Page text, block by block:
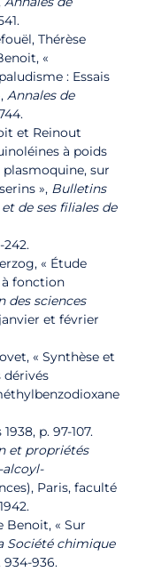
Thérèse
«
: Essais
Annales de
et Reinout
à poids
sur
», Bulletins
de ses filiales de
242.
« Étude
fonction
des sciences
et février
« Synthèse et
dérivés
p. 97-107.
et propriétés
Paris, faculté
Benoit, « Sur
Société chimique
934-936.